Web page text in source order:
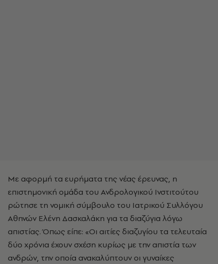
Με αφορμή τα ευρήματα της νέας έρευνας, η
επιστημονική ομάδα του Ανδρολογικού Ινστιτούτου
ρώτησε τη νομική σύμβουλο του Ιατρικού Συλλόγου
Αθηνών Ελένη Δασκαλάκη για τα διαζύγια λόγω
απιστίας. Όπως είπε: «Οι αιτίες διαζυγίου τα τελευταία
δύο χρόνια έχουν σχέση κυρίως με την απιστία των
ανδρών, την οποία ανακαλύπτουν οι γυναίκες